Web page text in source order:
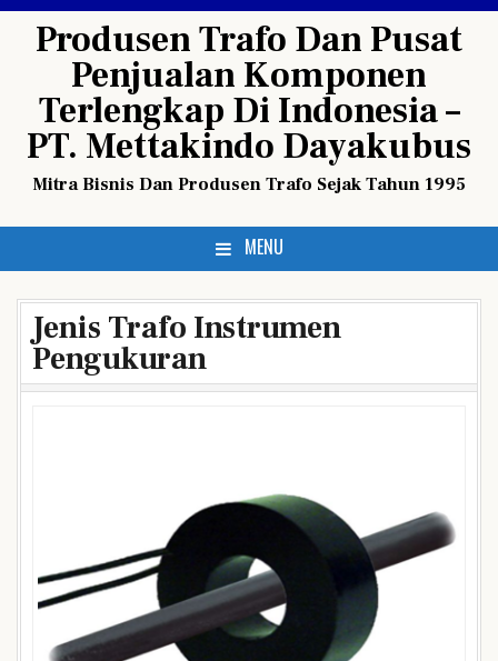
Produsen Trafo Dan Pusat
Penjualan Komponen
Terlengkap Di Indonesia –
PT. Mettakindo Dayakubus
Mitra Bisnis Dan Produsen Trafo Sejak Tahun 1995
MENU
Jenis Trafo Instrumen
Pengukuran